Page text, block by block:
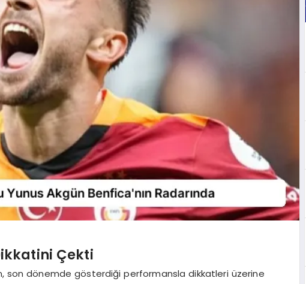
Çekti
son dönemde gösterdiği performansla dikkatleri üzerine